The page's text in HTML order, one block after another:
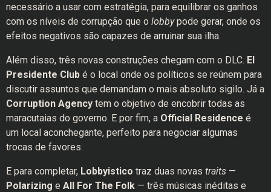
necessário a usar com estratégia, para equilibrar os ganhos
com os níveis de corrupção que o lobbypode gerar, onde os
efeitos negativos são capazes de arruinar sua ilha.
Além disso, três novas construções chegam com o DLC. El
Presidente Club é o local onde os políticos se reúnem para
discutir assuntos que demandam o mais absoluto sigilo. Já a
Corruption Agency tem o objetivo de encobrir todas as
maracutaias do governo. E por fim, a Official Residence é
um local aconchegante, perfeito para negociar algumas
trocas de favores.
E para completar, Lobbyistico traz duas novas traits —
Polarizing e All For The Folk — três músicas inéditas e